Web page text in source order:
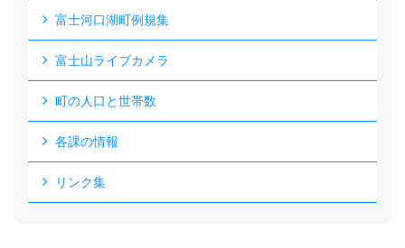
富士河口湖町例規集
富士山ライブカメラ
町の人口と世帯数
各課の情報
リンク集